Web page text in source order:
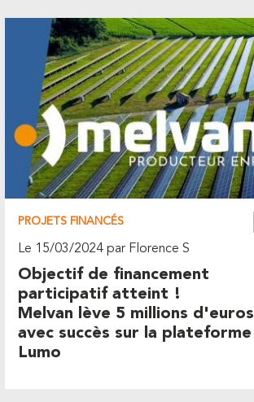
PROJETS FINANCÉS
Le 15/03/2024 par Florence S
Objectif de financement
participatif atteint !
Melvan lève 5 millions d'euros
avec succès sur la plateforme
Lumo